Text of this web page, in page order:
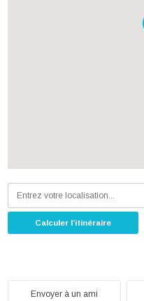
Calculer l’itinéraire
Envoyer à un ami